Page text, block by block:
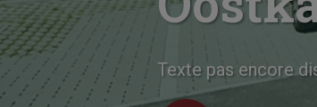
Texte pas encore